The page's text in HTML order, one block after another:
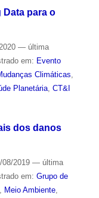
para o
— última
em: Evento
Climáticas,
Planetária, CT&I
dos danos
2019 — última
em: Grupo de
Meio Ambiente,